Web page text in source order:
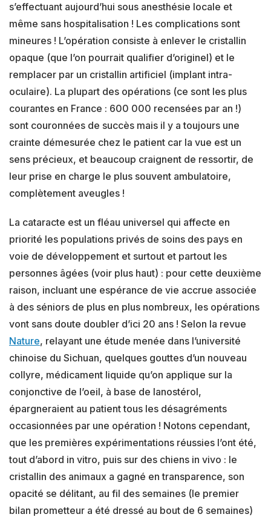
s’effectuant aujourd’hui sous anesthésie locale et
même sans hospitalisation ! Les complications sont
mineures ! L’opération consiste à enlever le cristallin
opaque (que l’on pourrait qualifier d’originel) et le
remplacer par un cristallin artificiel (implant intra-
oculaire). La plupart des opérations (ce sont les plus
courantes en France : 600 000 recensées par an !)
sont couronnées de succès mais il y a toujours une
crainte démesurée chez le patient car la vue est un
sens précieux, et beaucoup craignent de ressortir, de
leur prise en charge le plus souvent ambulatoire,
complètement aveugles !
La cataracte est un fléau universel qui affecte en
priorité les populations privés de soins des pays en
voie de développement et surtout et partout les
personnes âgées (voir plus haut) : pour cette deuxième
raison, incluant une espérance de vie accrue associée
à des séniors de plus en plus nombreux, les opérations
vont sans doute doubler d’ici 20 ans ! Selon la revue
Nature, relayant une étude menée dans l’université
chinoise du Sichuan, quelques gouttes d’un nouveau
collyre, médicament liquide qu’on applique sur la
conjonctive de l’oeil, à base de lanostérol,
épargneraient au patient tous les désagréments
occasionnées par une opération ! Notons cependant,
que les premières expérimentations réussies l’ont été,
tout d’abord in vitro, puis sur des chiens in vivo : le
cristallin des animaux a gagné en transparence, son
opacité se délitant, au fil des semaines (le premier
bilan prometteur a été dressé au bout de 6 semaines)